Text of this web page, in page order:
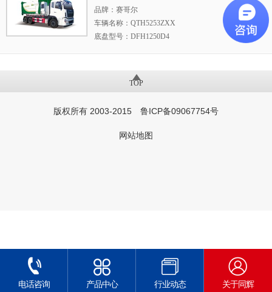
品牌：赛哥尔
车辆名称：QTH5253ZXX
底盘型号：DFH1250D4
TOP
版权所有 2003-2015 鲁ICP备09067754号
网站地图
电话咨询 产品中心 行业动态 关于同辉